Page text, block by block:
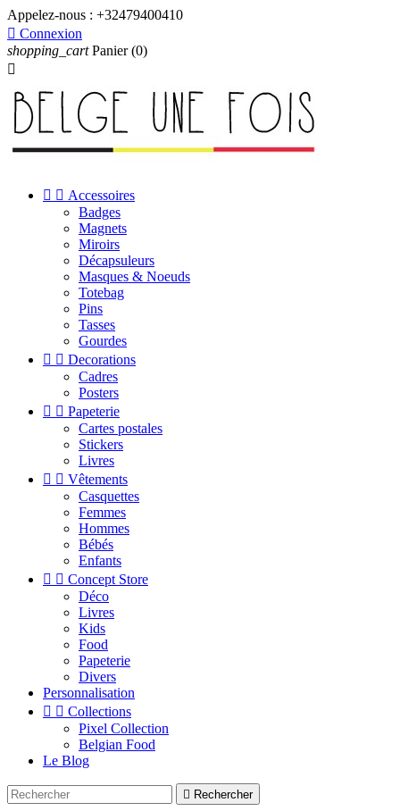
Appelez-nous : +32479400410
 Connexion
shopping_cart Panier (0)

  Accessoires
Badges
Magnets
Miroirs
Décapsuleurs
Masques & Noeuds
Totebag
Pins
Tasses
Gourdes
  Decorations
Cadres
Posters
  Papeterie
Cartes postales
Stickers
Livres
  Vêtements
Casquettes
Femmes
Hommes
Bébés
Enfants
  Concept Store
Déco
Livres
Kids
Food
Papeterie
Divers
Personnalisation
  Collections
Pixel Collection
Belgian Food
Le Blog
 Rechercher